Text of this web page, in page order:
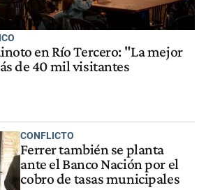
en Río Tercero: "La mejor
de 40 mil visitantes
CONFLICTO
Ferrer también se planta
ante el Banco Nación por el
cobro de tasas municipales